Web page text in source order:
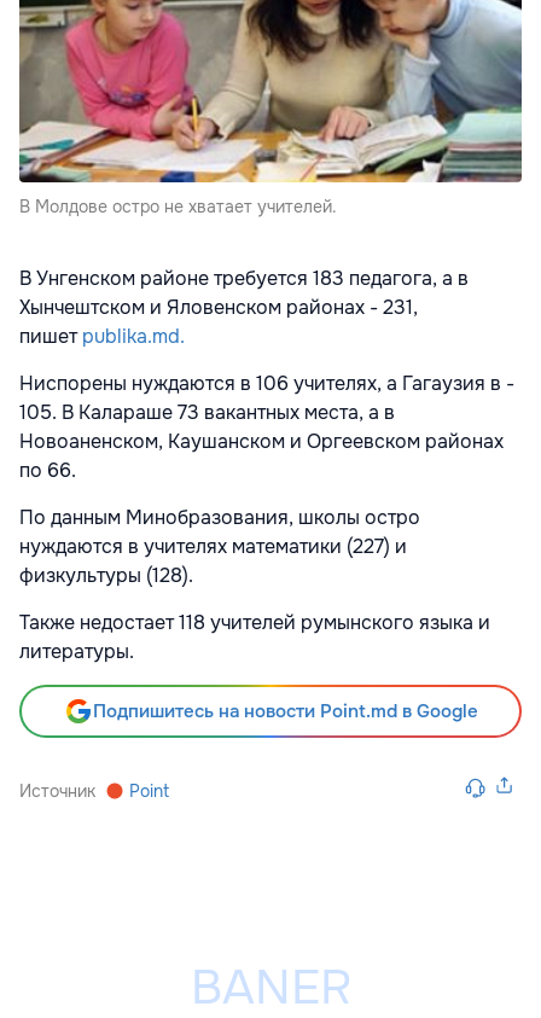
В Молдове остро не хватает учителей.
В Унгенском районе требуется 183 педагога, а в
Хынчештском и Яловенском районах - 231,
пишетpublika.md.
Ниспорены нуждаются в 106 учителях, а Гагаузия в -
105. В Калараше 73 вакантных места, а в
Новоаненском, Каушанском и Оргеевском районах
по 66.
По данным Минобразования, школы остро
нуждаются в учителях математики (227) и
физкультуры (128).
Также недостает 118 учителей румынского языка и
литературы.
Подпишитесь на новости Point.md в Google
Источник Point